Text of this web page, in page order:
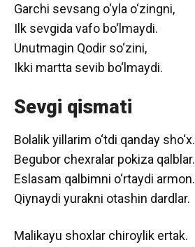
Garchi sevsang o‘yla o‘zingni,
Ilk sevgida vafo bo‘lmaydi.
Unutmagin Qodir so‘zini,
Ikki martta sevib bo‘lmaydi.
Sevgi qismati
Bolalik yillarim o‘tdi qanday sho‘x.
Begubor chexralar pokiza qalblar.
Eslasam qalbimni o‘rtaydi armon.
Qiynaydi yurakni otashin dardlar.
Malikayu shoxlar chiroylik ertak.